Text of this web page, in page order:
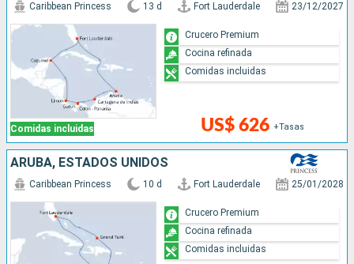
Comidas incluidas
Caribbean Princess 13 d Fort Lauderdale 23/12/2027
US$ 626 +Tasas
Crucero Premium
Cocina refinada
Comidas incluidas
ARUBA, ESTADOS UNIDOS
Caribbean Princess 10 d Fort Lauderdale 25/01/2028
Crucero Premium
Cocina refinada
Comidas incluidas